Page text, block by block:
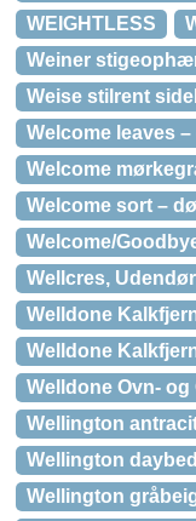
WEIGHTLESS
Weiner
Weise stilrent
Welcome leaves
Welcome
Welcome sort –
Welcome/
Wellcres,
Welldone
Welldone
Welldone Ovn- og
Wellington
Wellington
Wellington